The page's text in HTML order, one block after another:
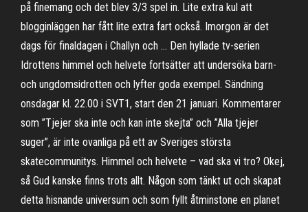
på finemang och det blev 3/3 spel in. Lite extra kul att
blogginläggen har fått lite extra fart också. Imorgon är det
dags för finaldagen i Challyn och … Den hyllade tv-serien
Idrottens himmel och helvete fortsätter att undersöka barn-
och ungdomsidrotten och lyfter goda exempel. Sändning
onsdagar kl. 22.00 i SVT1, start den 21 januari. Kommentarer
som ”Tjejer ska inte och kan inte skejta” och ”Alla tjejer
suger”, är inte ovanliga på ett av Sveriges största
skatecommunitys. Himmel och helvete – vad ska vi tro? Okej,
så Gud kanske finns trots allt. Någon som tänkt ut och skapat
detta hisnande universum och som fyllt åtminstone en planet